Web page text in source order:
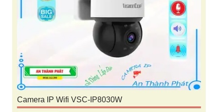
Camera IP Wifi VSC-IP8030W